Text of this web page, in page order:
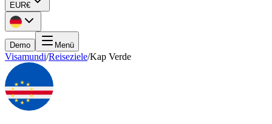
EUR€
Demo Menü
Visamundi/Reiseziele/Kap Verde